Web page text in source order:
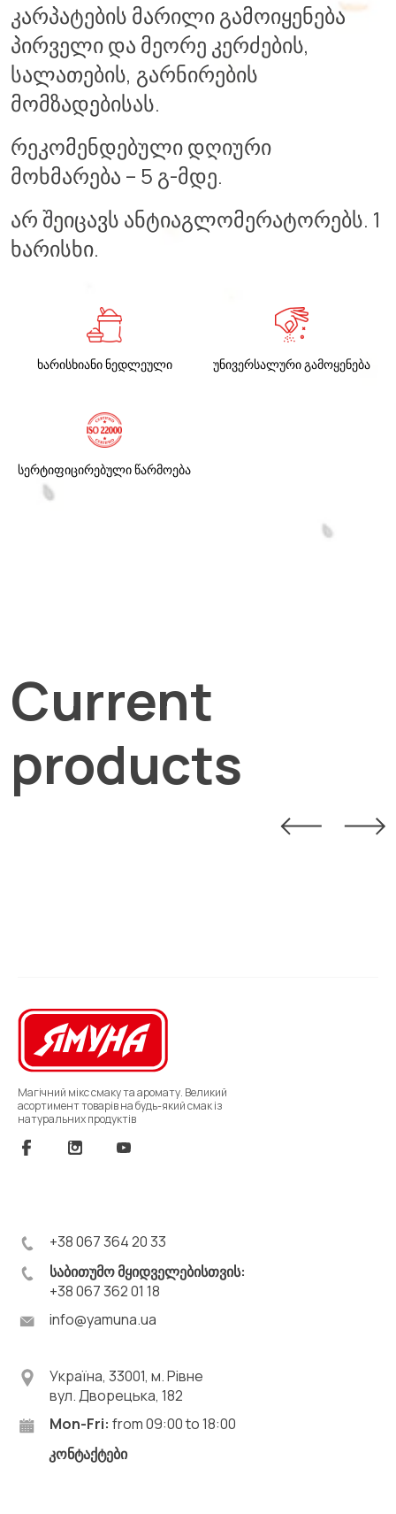
კარპატების მარილი გამოიყენება
პირველი და მეორე კერძების,
სალათების, გარნირების
მომზადებისას.
რეკომენდებული დღიური
მოხმარება – 5 გ-მდე.
არ შეიცავს ანტიაგლომერატორებს. 1
ხარისხი.
ხარისხიანი ნედლეული უნივერსალური გამოყენება
სერტიფიცირებული წარმოება
Current
products
Магічний мікс смаку та аромату. Великий
асортимент товарів на будь-який смак із
натуральних продуктів
+38 067 364 20 33
საბითუმო მყიდველებისთვის:
+38 067 362 01 18
info@yamuna.ua
Україна, 33001, м. Рівне
вул. Дворецька, 182
Mon-Fri: from 09:00 to 18:00
კონტაქტები